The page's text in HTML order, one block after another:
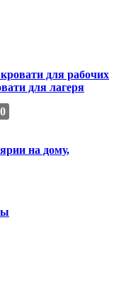
для рабочих
для лагеря
на дому,